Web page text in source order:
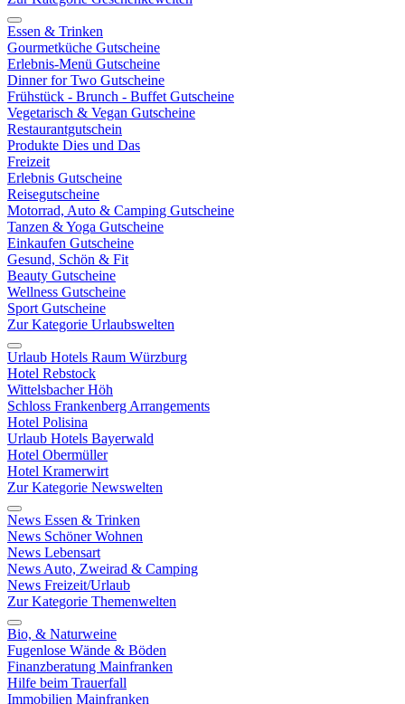
Essen & Trinken
Gourmetküche Gutscheine
Erlebnis-Menü Gutscheine
Dinner for Two Gutscheine
Frühstück - Brunch - Buffet Gutscheine
Vegetarisch & Vegan Gutscheine
Restaurantgutschein
Produkte Dies und Das
Freizeit
Erlebnis Gutscheine
Reisegutscheine
Motorrad, Auto & Camping Gutscheine
Tanzen & Yoga Gutscheine
Einkaufen Gutscheine
Gesund, Schön & Fit
Beauty Gutscheine
Wellness Gutscheine
Sport Gutscheine
Zur Kategorie Urlaubswelten
Urlaub Hotels Raum Würzburg
Hotel Rebstock
Wittelsbacher Höh
Schloss Frankenberg Arrangements
Hotel Polisina
Urlaub Hotels Bayerwald
Hotel Obermüller
Hotel Kramerwirt
Zur Kategorie Newswelten
News Essen & Trinken
News Schöner Wohnen
News Lebensart
News Auto, Zweirad & Camping
News Freizeit/Urlaub
Zur Kategorie Themenwelten
Bio, & Naturweine
Fugenlose Wände & Böden
Finanzberatung Mainfranken
Hilfe beim Trauerfall
Immobilien Mainfranken